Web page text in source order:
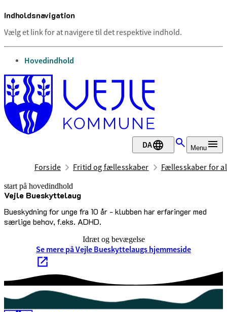
Indholdsnavigation
Vælg et link for at navigere til det respektive indhold.
gå til
Hovedindhold
DA Menu
Forside Fritid og fællesskaber Fællesskaber for
start på hovedindhold
Vejle Bueskyttelaug
Bueskydning for unge fra 10 år - klubben har erfaringer med
særlige behov, f.eks. ADHD.
senest opdateret 20. maj 2026
Idræt og bevægelse
Se mere på Vejle Bueskyttelaugs hjemmeside